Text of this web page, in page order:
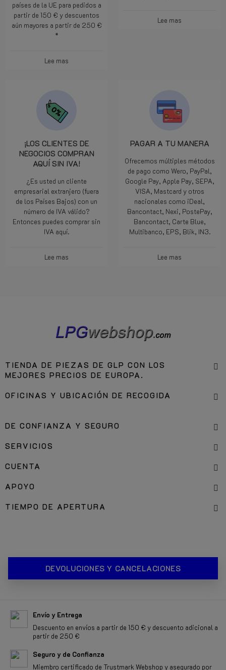
países de la UE para pedidos a
partir de 150 € y descuentos
aún mayores a partir de 250 €
*
Lee mas
Lee mas
¡LOS CLIENTES DE
NEGOCIOS COMPRAN
AQUÍ SIN IVA!
¿Es usted un cliente
empresarial extranjero (fuera
de los Países Bajos) con un
número de IVA válido?
Entonces puedes comprar sin
IVA aquí.
Lee mas
PAGAR A TU MANERA
Ofrecemos múltiples métodos
de pago como Wero, PayPal,
Google Pay, Apple Pay, SEPA,
VISA, Mastcard y otros
nacionales como iDeal,
Bancontact, Nexi, PostePay,
Bancontact, Carte Blue,
Multibanco, EPS, Blik, IN3.
Lee mas
TIENDA DE PIEZAS DE GLP CON LOS
MEJORES PRECIOS DE EUROPA.
OFICINAS Y UBICACIÓN DE RECOGIDA
DE CONFIANZA Y SEGURO
SERVICIOS
CUENTA
APOYO
TIEMPO DE APERTURA
DEVOLUCIONES Y CANCELACIONES
Envío y Entrega
Descuento en envíos a partir de 150 € y descuento adicional a
partir de 250 €
Seguro y de Confianza
Miembro certificado de Trustmark Webshop y asegurado por